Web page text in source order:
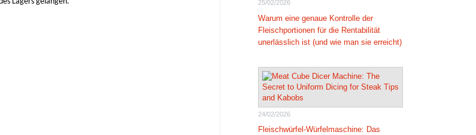
25/02/2026
Warum eine genaue Kontrolle der
Fleischportionen für die Rentabilität
unerlässlich ist (und wie man sie erreicht)
24/02/2026
Fleischwürfel-Würfelmaschine: Das